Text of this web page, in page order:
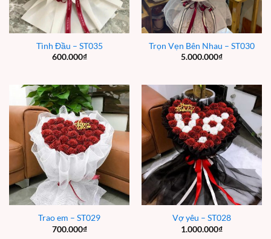
Tình Đầu – ST035
600.000₫
Trọn Vẹn Bên Nhau – ST030
5.000.000₫
Trao em – ST029
700.000₫
Vợ yêu – ST028
1.000.000₫